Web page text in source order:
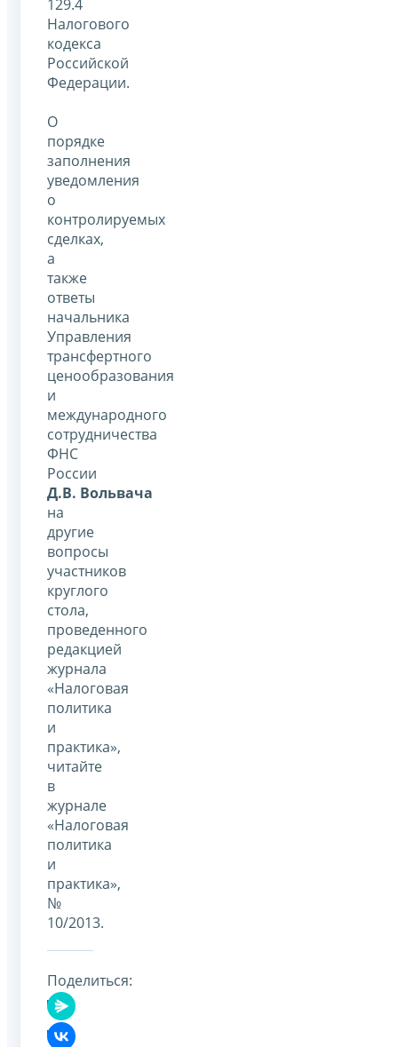
129.4
Налогового
кодекса
Российской
Федерации.
О
порядке
заполнения
уведомления
о
контролируемых
сделках,
а
также
ответы
начальника
Управления
трансфертного
ценообразования
и
международного
сотрудничества
ФНС
России
Д.В. Вольвача
на
другие
вопросы
участников
круглого
стола,
проведенного
редакцией
журнала
«Налоговая
политика
и
практика»,
читайте
в
журнале
«Налоговая
политика
и
практика»,
№
10/2013.
Поделиться: